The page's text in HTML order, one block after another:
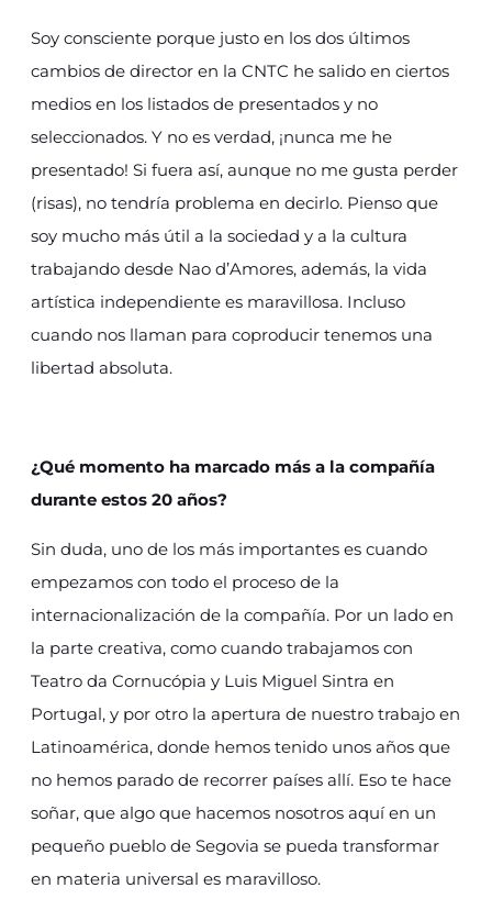
Soy consciente porque justo en los dos últimos
cambios de director en la CNTC he salido en ciertos
medios en los listados de presentados y no
seleccionados. Y no es verdad, ¡nunca me he
presentado! Si fuera así, aunque no me gusta perder
(risas), no tendría problema en decirlo. Pienso que
soy mucho más útil a la sociedad y a la cultura
trabajando desde Nao d’Amores, además, la vida
artística independiente es maravillosa. Incluso
cuando nos llaman para coproducir tenemos una
libertad absoluta.
¿Qué momento ha marcado más a la compañía
durante estos 20 años?
Sin duda, uno de los más importantes es cuando
empezamos con todo el proceso de la
internacionalización de la compañía. Por un lado en
la parte creativa, como cuando trabajamos con
Teatro da Cornucópia y Luis Miguel Sintra en
Portugal, y por otro la apertura de nuestro trabajo en
Latinoamérica, donde hemos tenido unos años que
no hemos parado de recorrer países allí. Eso te hace
soñar, que algo que hacemos nosotros aquí en un
pequeño pueblo de Segovia se pueda transformar
en materia universal es maravilloso.